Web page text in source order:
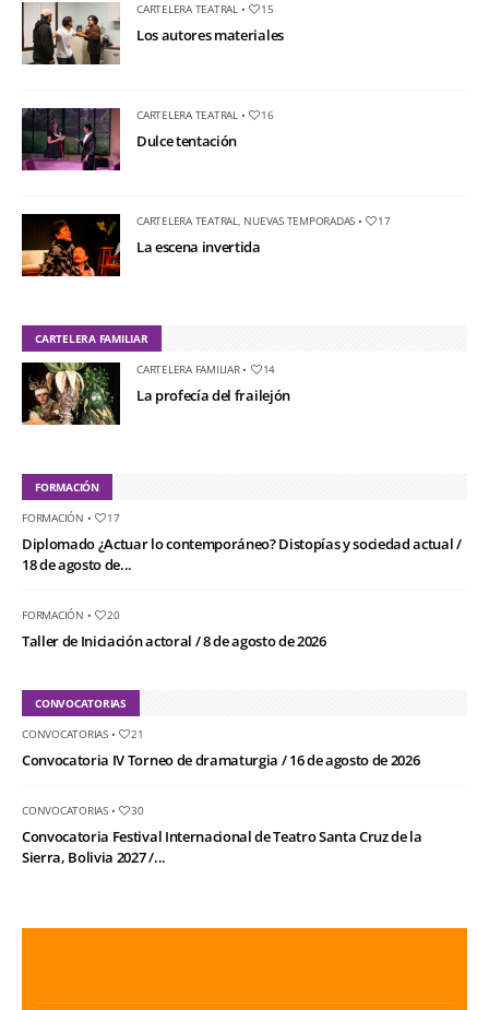
CARTELERA TEATRAL• 15
Los autores materiales
CARTELERA TEATRAL• 16
Dulce tentación
CARTELERA TEATRAL, NUEVAS TEMPORADAS • 17
La escena invertida
CARTELERA FAMILIAR
CARTELERA FAMILIAR• 14
La profecía del frailejón
FORMACIÓN
FORMACIÓN • 17
Diplomado ¿Actuar lo contemporáneo? Distopías y sociedad actual /
18 de agosto de...
FORMACIÓN • 20
Taller de Iniciación actoral / 8 de agosto de 2026
CONVOCATORIAS
CONVOCATORIAS• 21
Convocatoria IV Torneo de dramaturgia / 16 de agosto de 2026
CONVOCATORIAS• 30
Convocatoria Festival Internacional de Teatro Santa Cruz de la
Sierra, Bolivia 2027 /...